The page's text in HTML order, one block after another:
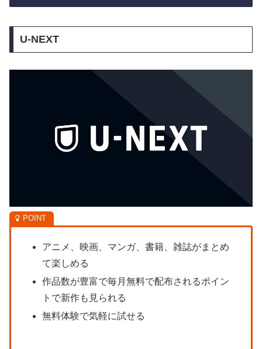
U-NEXT
アニメ、映画、マンガ、書籍、雑誌がまとめ
て楽しめる
作品数が豊富で毎月無料で配布されるポイン
トで新作も見られる
無料体験で気軽に試せる